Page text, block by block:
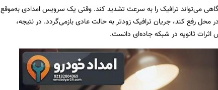
می‌تواند ترافیک را به سرعت تشدید کند. وقتی یک سرویس امدادی به‌موقع
رفع کند، جریان ترافیک زودتر به حالت عادی بازمی‌گردد. در نتیجه،
ثانویه در شبکه جاده‌ای دانست.